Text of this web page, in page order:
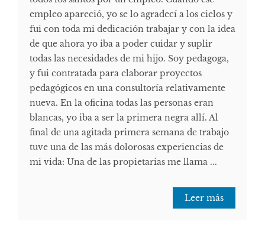
empleo apareció, yo se lo agradecí a los cielos y
fui con toda mi dedicación trabajar y con la idea
de que ahora yo iba a poder cuidar y suplir
todas las necesidades de mi hijo. Soy pedagoga,
y fui contratada para elaborar proyectos
pedagógicos en una consultoría relativamente
nueva. En la oficina todas las personas eran
blancas, yo iba a ser la primera negra allí. Al
final de una agitada primera semana de trabajo
tuve una de las más dolorosas experiencias de
mi vida: Una de las propietarias me llama ...
Leer más